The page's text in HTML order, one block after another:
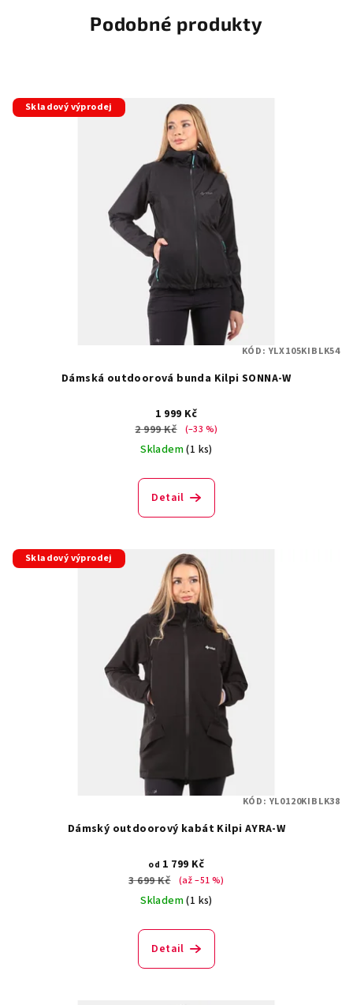
Podobné produkty
Skladový výprodej
Dámská outdoorová bunda Kilpi SONNA-W
1 999 Kč
2 999 Kč
(–33 %)
Skladem(1 ks)
Detail
KÓD: YLX105KIBLK54
Skladový výprodej
Dámský outdoorový kabát Kilpi AYRA-W
od 1 799 Kč
3 699 Kč
(až –51 %)
Skladem(1 ks)
Detail
KÓD: YL0120KIBLK38